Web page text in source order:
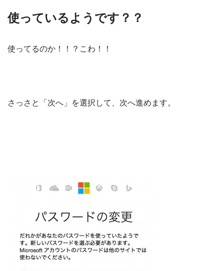
使っているようです？？
使ってるのか！！？こわ！！
さっさと「次へ」を選択して、次へ進めます。